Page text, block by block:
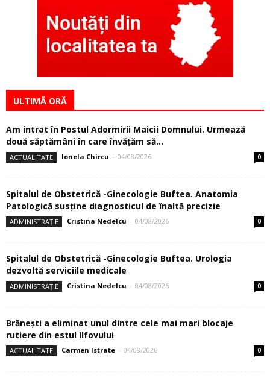
ULTIMĂ ORĂ
Am intrat în Postul Adormirii Maicii Domnului. Urmează
două săptămâni în care învăţăm să...
ACTUALITATE Ionela Chircu - 04/08/2026 0
Spitalul de Obstetrică -Ginecologie Buftea. Anatomia
Patologică susţine diagnosticul de înaltă precizie
ADMINISTRAȚIE Cristina Nedelcu - 04/08/2026 0
Spitalul de Obstetrică -Ginecologie Buftea. Urologia
dezvoltă serviciile medicale
ADMINISTRAȚIE Cristina Nedelcu - 04/08/2026 0
Brănești a eliminat unul dintre cele mai mari blocaje
rutiere din estul Ilfovului
ACTUALITATE Carmen Istrate - 04/08/2026 0